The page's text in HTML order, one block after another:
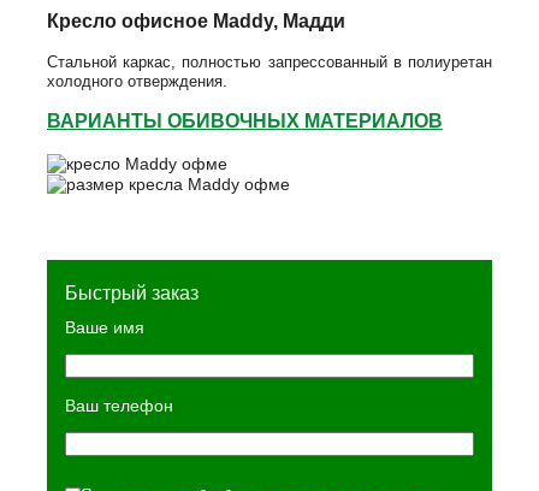
Кресло офисное Maddy, Мадди
Стальной каркас, полностью запрессованный в полиуретан
холодного отверждения.
ВАРИАНТЫ ОБИВОЧНЫХ МАТЕРИАЛОВ
Быстрый заказ
Ваше имя
Ваш телефон